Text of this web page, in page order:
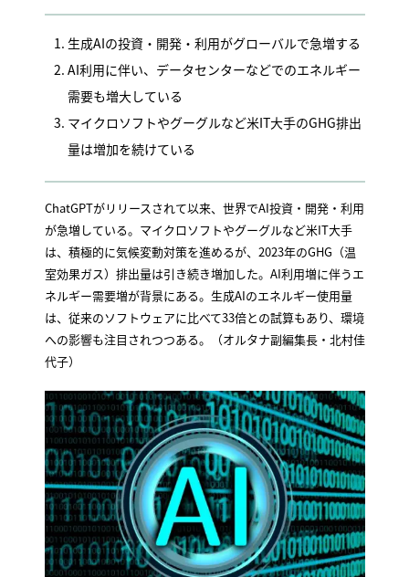
生成AIの投資・開発・利用がグローバルで急増する
AI利用に伴い、データセンターなどでのエネルギー
需要も増大している
マイクロソフトやグーグルなど米IT大手のGHG排出
量は増加を続けている
ChatGPTがリリースされて以来、世界でAI投資・開発・利用
が急増している。マイクロソフトやグーグルなど米IT大手
は、積極的に気候変動対策を進めるが、2023年のGHG（温
室効果ガス）排出量は引き続き増加した。AI利用増に伴うエ
ネルギー需要増が背景にある。生成AIのエネルギー使用量
は、従来のソフトウェアに比べて33倍との試算もあり、環境
への影響も注目されつつある。（オルタナ副編集長・北村佳
代子）